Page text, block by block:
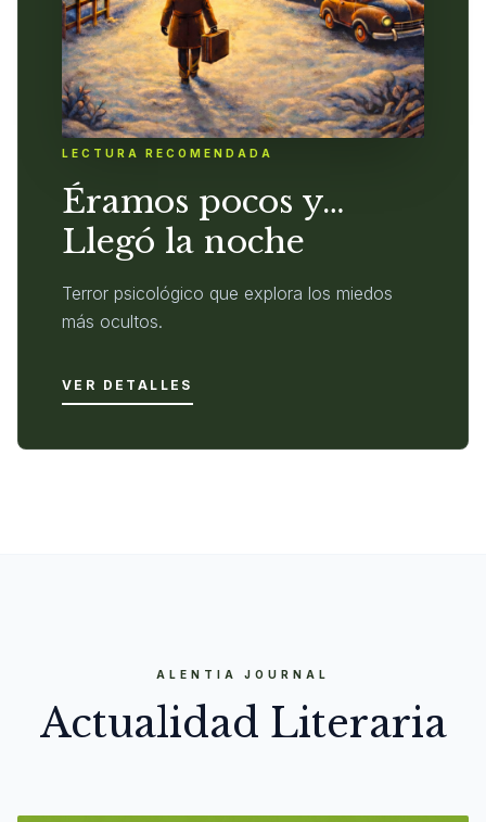
LECTURA RECOMENDADA
Éramos pocos y…
Llegó la noche
Terror psicológico que explora los miedos
más ocultos.
VER DETALLES
ALENTIA JOURNAL
Actualidad Literaria